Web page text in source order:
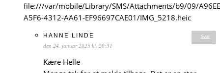
file:///var/mobile/Library/SMS/Attachments/b9/09/
A5F6-4312-AA61-EF96697CAE01/IMG_5218.heic
Svar
HANNE LINDE
den 24. januar 2025 kl. 20:31
Kære Helle